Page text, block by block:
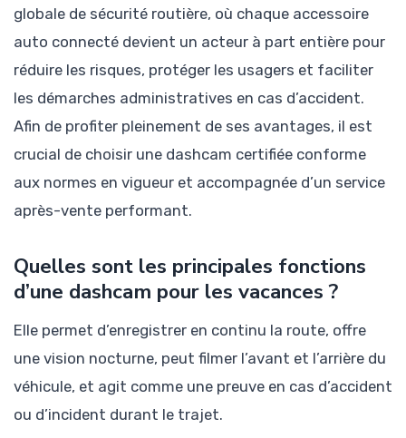
globale de sécurité routière, où chaque accessoire
auto connecté devient un acteur à part entière pour
réduire les risques, protéger les usagers et faciliter
les démarches administratives en cas d’accident.
Afin de profiter pleinement de ses avantages, il est
crucial de choisir une dashcam certifiée conforme
aux normes en vigueur et accompagnée d’un service
après-vente performant.
Quelles sont les principales fonctions
d’une dashcam pour les vacances ?
Elle permet d’enregistrer en continu la route, offre
une vision nocturne, peut filmer l’avant et l’arrière du
véhicule, et agit comme une preuve en cas d’accident
ou d’incident durant le trajet.